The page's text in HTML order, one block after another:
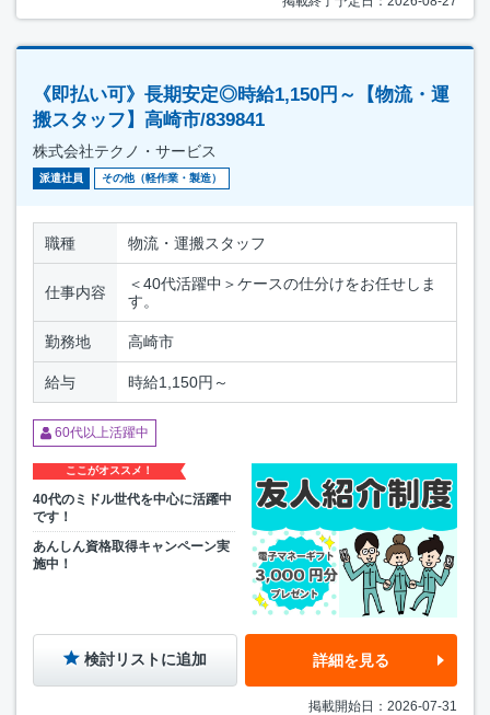
《即払い可》長期安定◎時給1,150円～【物流・運
搬スタッフ】高崎市/839841
株式会社テクノ・サービス
派遣社員 その他（軽作業・製造）
職種 物流・運搬スタッフ
仕事内容
＜40代活躍中＞ケースの仕分けをお任せしま
す。
勤務地 高崎市
給与 時給1,150円～
60代以上活躍中
ここがオススメ！
40代のミドル世代を中心に活躍中
です！
あんしん資格取得キャンペーン実
施中！
検討リストに追加 詳細を見る
掲載開始日：2026-07-31